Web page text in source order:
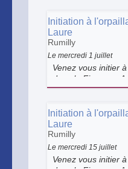
Initiation à
Laure
Rumilly
Le mercredi 1 juillet
Venez vous initier
dans le Fier avec
activité ludique qui
au bord de la
Dès 8 ans.
Initiation à
Laure
Rumilly
Le mercredi 15 juillet
Venez vous initier